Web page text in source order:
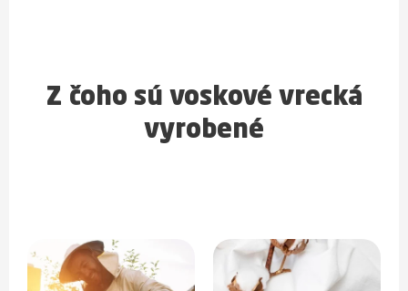
Z čoho sú voskové vrecká
vyrobené